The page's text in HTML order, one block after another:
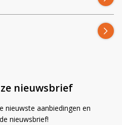
nieuwsbrief
nieuwste aanbiedingen en
nieuwsbrief!